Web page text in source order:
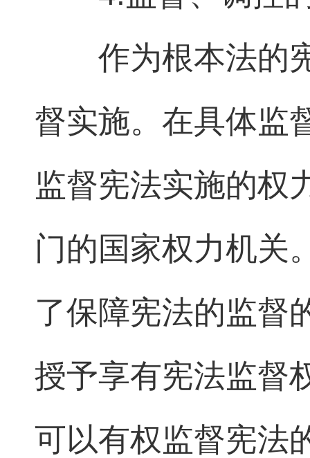
作为根本法的
督实施。在具体监
监督宪法实施的权
门的国家权力机关
了保障宪法的监督
授予享有宪法监督
可以有权监督宪法